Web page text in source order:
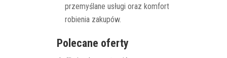
przemyślane usługi oraz komfort
robienia zakupów.
Polecane oferty